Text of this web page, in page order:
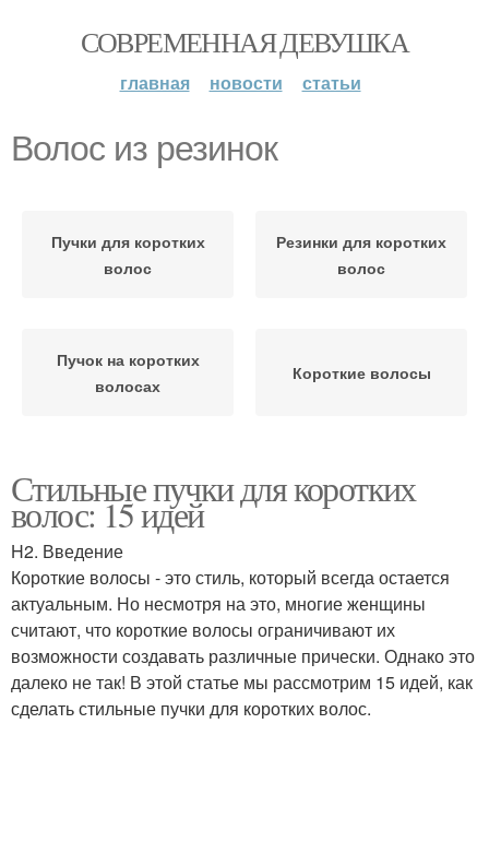
СОВРЕМЕННАЯ ДЕВУШКА
главная новости статьи
Волос из резинок
Пучки для коротких
волос
Резинки для коротких
волос
Пучок на коротких
волосах
Короткие волосы
Стильные пучки для коротких
волос: 15 идей
H2. Введение
Короткие волосы - это стиль, который всегда остается
актуальным. Но несмотря на это, многие женщины
считают, что короткие волосы ограничивают их
возможности создавать различные прически. Однако это
далеко не так! В этой статье мы рассмотрим 15 идей, как
сделать стильные пучки для коротких волос.